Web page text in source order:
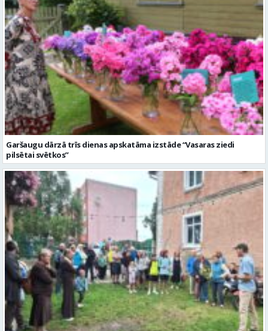
Garšaugu dārzā trīs dienas apskatāma izstāde “Vasaras ziedi
pilsētai svētkos”